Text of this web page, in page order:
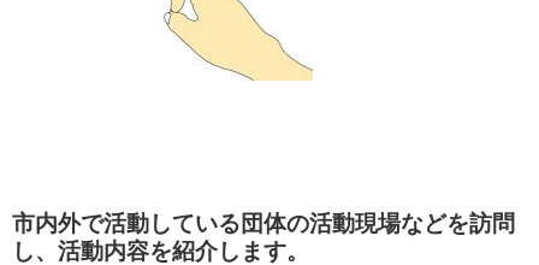
市内外で活動している団体の活動現場などを訪問
し、活動内容を紹介します。